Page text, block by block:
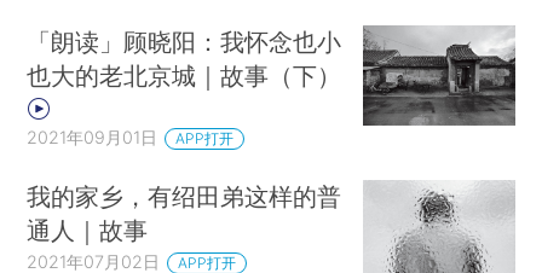
「朗读」顾晓阳：我怀念也小
也大的老北京城｜故事（下）
2021年09月01日 APP打开
我的家乡，有绍田弟这样的普
通人｜故事
2021年07月02日 APP打开